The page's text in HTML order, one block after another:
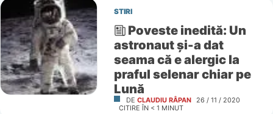
STIRI
Poveste inedită: Un
astronaut și-a dat
seama că e alergic la
praful selenar chiar pe
Lună
DE CLAUDIU RÂPAN 26 / 11 / 2020
CITIRE ÎN < 1 MINUT